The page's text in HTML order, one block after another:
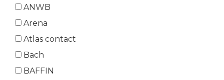
ANWB
Arena
Atlas contact
Bach
BAFFIN